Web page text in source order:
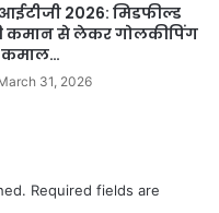
2026: मिडफील्ड
कमान से लेकर गोलकीपिंग
31, 2026
Required fields are